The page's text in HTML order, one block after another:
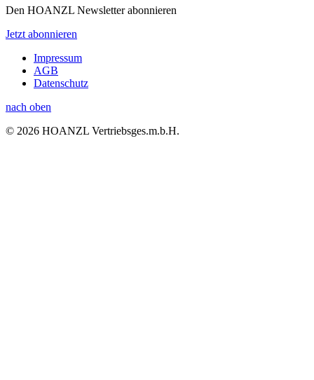
Den HOANZL Newsletter abonnieren
Jetzt abonnieren
Impressum
AGB
Datenschutz
nach oben
© 2026 HOANZL Vertriebsges.m.b.H.